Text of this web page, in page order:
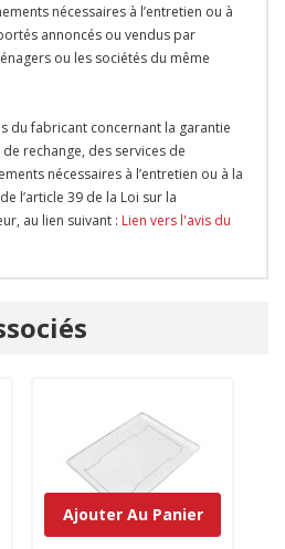
nécessaires à l’entretien ou à
annoncés ou vendus par
ou les sociétés du même
du fabricant concernant la garantie
rechange, des services de
nécessaires à l’entretien ou à la
l’article 39 de la Loi sur la
au lien suivant : Lien vers l'avis du
Ajouter Au Panier